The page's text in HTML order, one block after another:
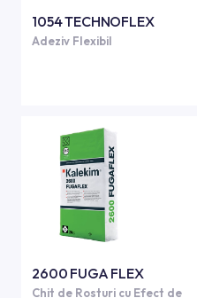
1054 TECHNOFLEX
Adeziv Flexibil
2600 FUGA FLEX
Chit de Rosturi cu Efect de